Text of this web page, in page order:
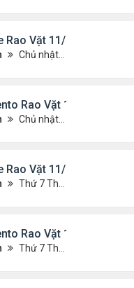
Rao Vặt 11/26/21- 12/3/
Chủ nhật Tháng 11 28, 2021 8:26 pm
Rao Vặt 11/26/21- 12/
Chủ nhật Tháng 11 28, 2021 8:22 pm
Rao Vặt 11/19/21 - 11/
Thứ 7 Tháng 11 20, 2021 10:30 am
Rao Vặt 11/19/21 - 11/
Thứ 7 Tháng 11 20, 2021 10:22 am